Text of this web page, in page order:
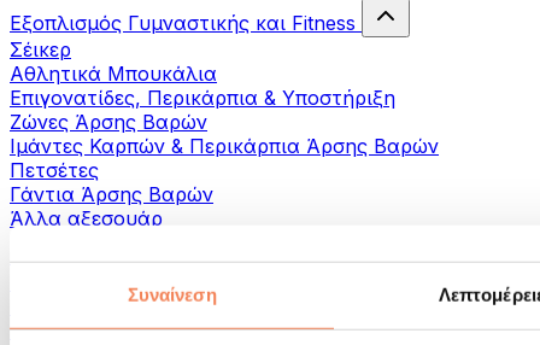
Συναίνεση
Εξοπλισμός Γυμναστικής και Fitness
Σέικερ
Αθλητικά Μπουκάλια
Επιγονατίδες, Περικάρπια & Υποστήριξη
Ζώνες Άρσης Βαρών
Ιμάντες Καρπών & Περικάρπια Άρσης Βαρών
Πετσέτες
Γάντια Άρσης Βαρών
Άλλα αξεσουάρ
Βοηθήματα- αποκατάστασης
Πιστόλια μασάζ
Εργαλεία μασάζ
Κύλινδροι Αφρού & Εξοπλισμός Μασάζ